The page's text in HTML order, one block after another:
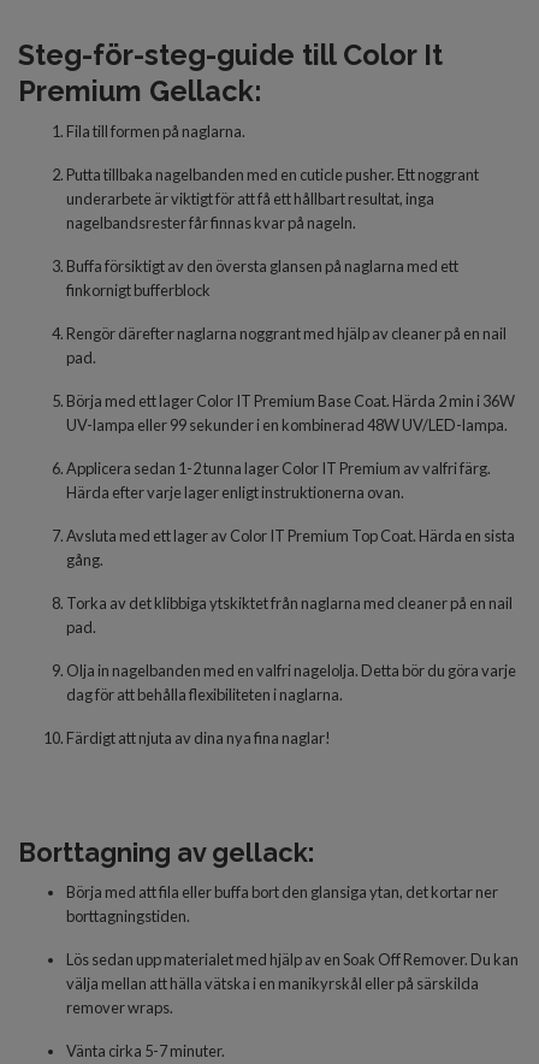
Steg-för-steg-guide till Color It
Premium Gellack:
Fila till formen på naglarna.
Putta tillbaka nagelbanden med en cuticle pusher. Ett noggrant
underarbete är viktigt för att få ett hållbart resultat, inga
nagelbandsrester får finnas kvar på nageln.
Buffa försiktigt av den översta glansen på naglarna med ett
finkornigt bufferblock
Rengör därefter naglarna noggrant med hjälp av cleaner på en nail
pad.
Börja med ett lager Color IT Premium Base Coat. Härda 2 min i 36W
UV-lampa eller 99 sekunder i en kombinerad 48W UV/LED-lampa.
Applicera sedan 1-2 tunna lagerColor IT Premium av valfri färg.
Härda efter varje lagerenligt instruktionerna ovan.
Avsluta med ett lageravColor IT Premium Top Coat. Härda en sista
gång.
Torka av det klibbiga ytskiktet från naglarna med cleaner på en nail
pad.
Olja in nagelbanden med en valfri nagelolja. Detta bör du göra varje
dag för att behålla flexibiliteten i naglarna.
Färdigtatt njuta av dina nya fina naglar!
Borttagning av gellack:
Börja med att fila eller buffa bort den glansiga ytan, det kortar ner
borttagningstiden.
Lös sedan upp materialet med hjälp av en Soak Off Remover. Du kan
välja mellan att hälla vätska i en manikyrskål eller på särskilda
remover wraps.
Vänta cirka 5-7 minuter.